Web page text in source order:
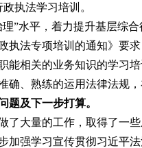
执法学习培训。
”水平，着力提升基层综
执法专项培训的通知》要
能相关的业务知识的学习
确、熟练的运用法律法规
题及下一步打算。
了大量的工作，取得了一
加强学习宣传贯彻习近平